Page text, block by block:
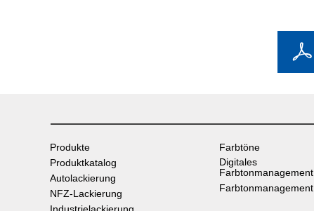
Produkte
Produktkatalog
Autolackierung
NFZ-Lackierung
Farbtöne
Digitales
Farbtonmanagement
Farbtonmanagement